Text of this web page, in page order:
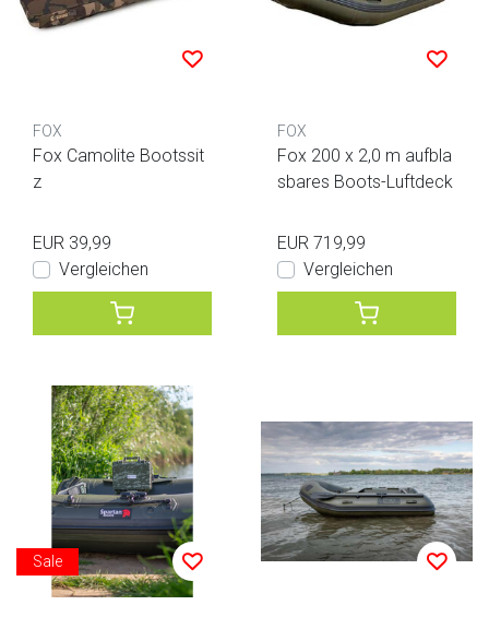
FOX
Fox Camolite Bootssit
z
EUR 39,99
Vergleichen
FOX
Fox 200 x 2,0 m aufbla
sbares Boots-Luftdeck
EUR 719,99
Vergleichen
Sale